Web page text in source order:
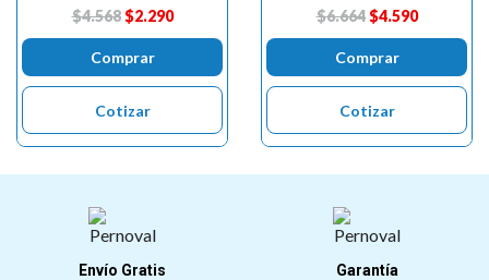
$4.568 $2.290
Comprar
Cotizar
$6.664 $4.590
Comprar
Cotizar
Envío Gratis Garantía